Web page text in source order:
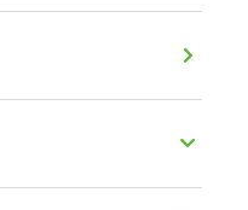
ていただき、
また何かあれ
。
市 G様